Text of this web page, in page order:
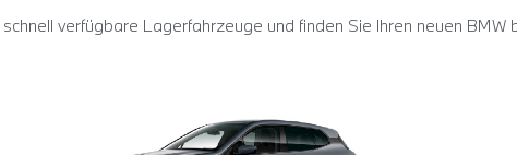
verfügbare Lagerfahrzeuge und finden Sie Ihren neuen BMW